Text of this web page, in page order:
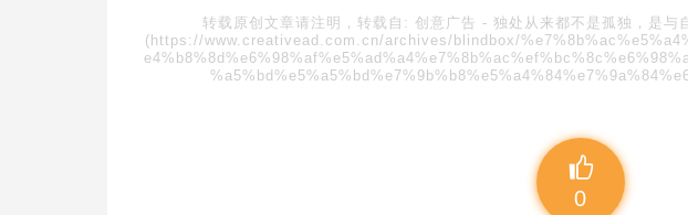
转载原创文章请注明，转载自: 创意广告 - 独处从来都不是孤独，是与
(https://www.creativead.com.cn/archives/blindbox/
0